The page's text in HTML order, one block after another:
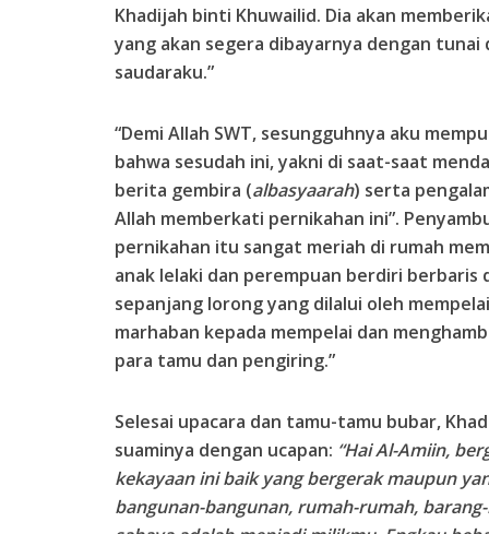
Khadijah binti Khuwailid. Dia akan
yang akan segera dibayarnya dengan
saudaraku.”
“Demi Allah SWT, sesungguhnya aku
bahwa sesudah ini, yakni di saat-saat
berita gembira (albasyaarah) serta
Allah memberkati pernikahan ini”.
pernikahan itu sangat meriah di rumah
anak lelaki dan perempuan berdiri berbaris
sepanjang lorong yang dilalui oleh
marhaban kepada mempelai dan
para tamu dan pengiring.”
Selesai upacara dan tamu-tamu bubar,
suaminya dengan ucapan: “Hai Al-Amiin,
kekayaan ini baik yang bergerak maupun
bangunan-bangunan, rumah-rumah,